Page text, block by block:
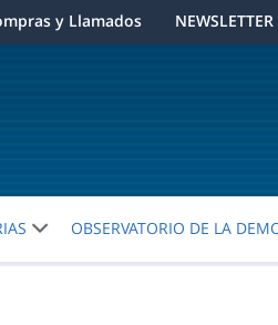
y Llamados NEWSLETTER
OBSERVATORIO DE LA